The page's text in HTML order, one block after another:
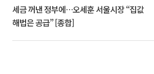
세금 꺼낸 정부에…오세훈 서울시장 “집값
해법은 공급” [종합]